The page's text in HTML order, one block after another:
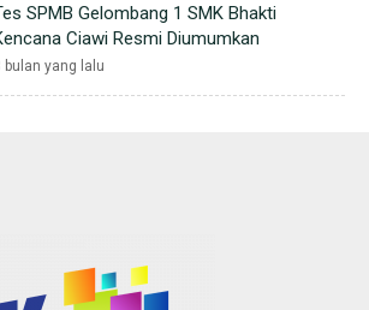
SPMB Gelombang 1 SMK Bhakti
Ciawi Resmi Diumumkan
bulan yang lalu